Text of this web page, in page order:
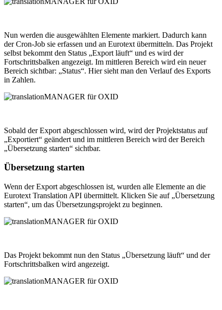
Nun werden die ausgewählten Elemente markiert. Dadurch kann
der Cron-Job sie erfassen und an Eurotext übermitteln. Das Projekt
selbst bekommt den Status „Export läuft“ und es wird der
Fortschrittsbalken angezeigt. Im mittleren Bereich wird ein neuer
Bereich sichtbar: „Status“. Hier sieht man den Verlauf des Exports
in Zahlen.
Sobald der Export abgeschlossen wird, wird der Projektstatus auf
„Exportiert“ geändert und im mittleren Bereich wird der Bereich
„Übersetzung starten“ sichtbar.
Übersetzung starten
Wenn der Export abgeschlossen ist, wurden alle Elemente an die
Eurotext Translation API übermittelt. Klicken Sie auf „Übersetzung
starten“, um das Übersetzungsprojekt zu beginnen.
Das Projekt bekommt nun den Status „Übersetzung läuft“ und der
Fortschrittsbalken wird angezeigt.